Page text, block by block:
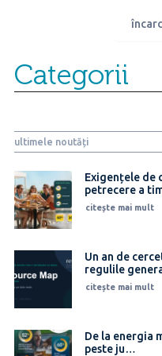
Categorii
ultimele noutăți
Exigențele de
petrecere a
citește mai mult
Un an de
regulile
citește mai mult
De la energia
peste ju…